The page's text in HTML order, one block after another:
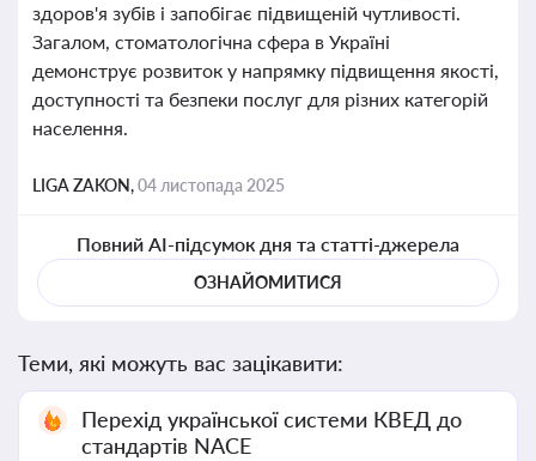
здоров'я зубів і запобігає підвищеній чутливості.
Загалом, стоматологічна сфера в Україні
демонструє розвиток у напрямку підвищення якості,
доступності та безпеки послуг для різних категорій
населення.
LIGA ZAKON,04 листопада 2025
Повний AI-підсумок дня та статті-джерела
ОЗНАЙОМИТИСЯ
Теми, які можуть вас зацікавити:
Перехід української системи КВЕД до
стандартів NACE